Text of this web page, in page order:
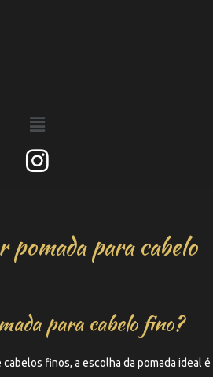
pomada para cabelo
para cabelo fino?
finos, a escolha da pomada ideal é